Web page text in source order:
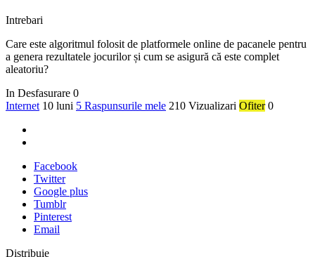
Intrebari
Care este algoritmul folosit de platformele online de pacanele pentru
a genera rezultatele jocurilor și cum se asigură că este complet
aleatoriu?
In Desfasurare 0
Internet 10 luni 5 Raspunsurile mele 210 Vizualizari Ofiter 0
Facebook
Twitter
Google plus
Tumblr
Pinterest
Email
Distribuie